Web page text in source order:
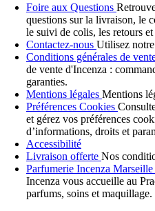
Foire aux Questions
questions sur la livraison, le
le suivi de colis, les retours et
Contactez-nous Utilisez
Conditions générales de
de vente d'Incenza :
garanties.
Mentions légales Mentions
Préférences Cookies
et gérez vos préférences
d’informations, droits et
Accessibilité
Livraison offerte Nos
Parfumerie Incenza Marseille
Incenza vous accueille au
parfums, soins et